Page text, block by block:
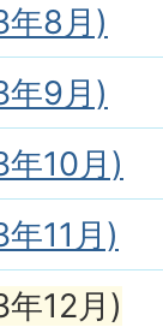
年8月)
年9月)
10月)
11月)
12月)